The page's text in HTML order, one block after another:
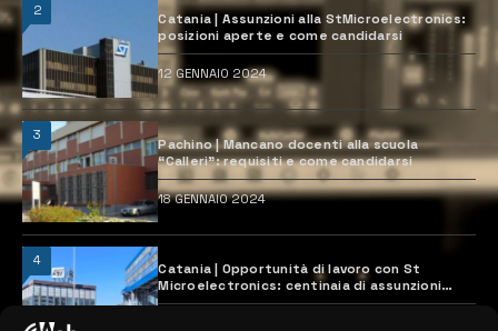
2
Catania | Assunzioni alla StMicroelectronics:
posizioni aperte e come candidarsi
12 GENNAIO 2024
3
Pachino | Mancano docenti alla scuola
“Calleri”: requisiti e come candidarsi
18 GENNAIO 2024
4
Catania | Opportunità di lavoro con St
Microelectronics: centinaia di assunzioni
previste